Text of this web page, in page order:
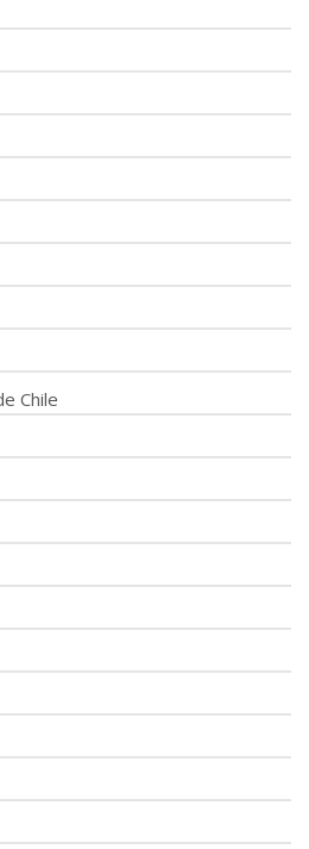
Chile